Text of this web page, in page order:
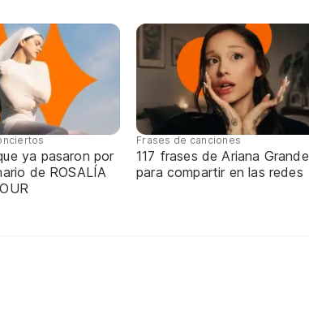
ya pasaron por
de ROSALÍA
Frases de canciones
117 frases de Ariana Grande
para compartir en las redes